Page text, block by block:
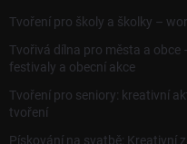
Tvoření pro školy a školky –
Tvořivá dílna pro města a obce
festivaly a obecní akce
Tvoření pro seniory: kreativní
tvoření
Pískování na svatbě: Kreativní